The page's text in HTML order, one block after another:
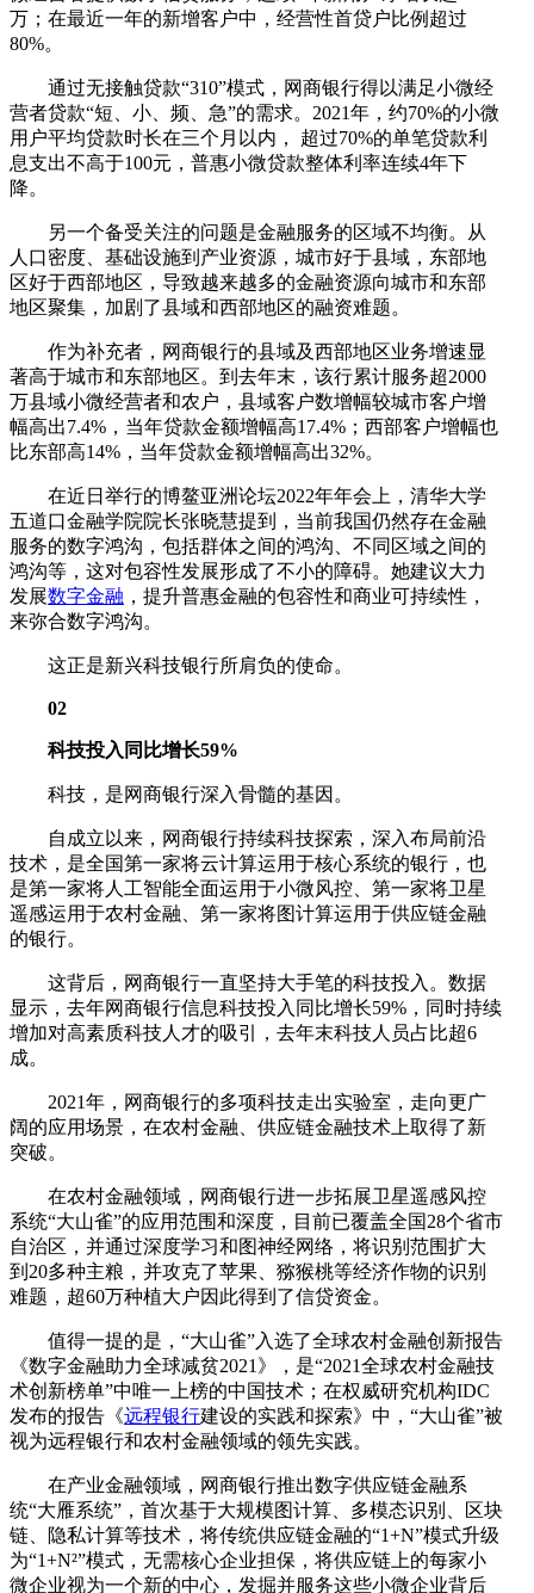
万；在最近一年的新增客户中，经营性首贷户比例超过
80%。
通过无接触贷款“310”模式，网商银行得以满足小微经
营者贷款“短、小、频、急”的需求。2021年，约70%的小微
用户平均贷款时长在三个月以内， 超过70%的单笔贷款利
息支出不高于100元，普惠小微贷款整体利率连续4年下
降。
另一个备受关注的问题是金融服务的区域不均衡。从
人口密度、基础设施到产业资源，城市好于县域，东部地
区好于西部地区，导致越来越多的金融资源向城市和东部
地区聚集，加剧了县域和西部地区的融资难题。
作为补充者，网商银行的县域及西部地区业务增速显
著高于城市和东部地区。到去年末，该行累计服务超2000
万县域小微经营者和农户，县域客户数增幅较城市客户增
幅高出7.4%，当年贷款金额增幅高17.4%；西部客户增幅也
比东部高14%，当年贷款金额增幅高出32%。
在近日举行的博鳌亚洲论坛2022年年会上，清华大学
五道口金融学院院长张晓慧提到，当前我国仍然存在金融
服务的数字鸿沟，包括群体之间的鸿沟、不同区域之间的
鸿沟等，这对包容性发展形成了不小的障碍。她建议大力
发展数字金融 ，提升普惠金融的包容性和商业可持续性，
来弥合数字鸿沟。
这正是新兴科技银行所肩负的使命。
02
科技投入同比增长59%
科技，是网商银行深入骨髓的基因。
自成立以来，网商银行持续科技探索，深入布局前沿
技术，是全国第一家将云计算运用于核心系统的银行，也
是第一家将人工智能全面运用于小微风控、第一家将卫星
遥感运用于农村金融、第一家将图计算运用于供应链金融
的银行。
这背后，网商银行一直坚持大手笔的科技投入。数据
显示，去年网商银行信息科技投入同比增长59%，同时持续
增加对高素质科技人才的吸引，去年末科技人员占比超6
成。
2021年，网商银行的多项科技走出实验室，走向更广
阔的应用场景，在农村金融、供应链金融技术上取得了新
突破。
在农村金融领域，网商银行进一步拓展卫星遥感风控
系统“大山雀”的应用范围和深度，目前已覆盖全国28个省市
自治区，并通过深度学习和图神经网络，将识别范围扩大
到20多种主粮，并攻克了苹果、猕猴桃等经济作物的识别
难题，超60万种植大户因此得到了信贷资金。
值得一提的是，“大山雀”入选了全球农村金融创新报告
《数字金融助力全球减贫2021》，是“2021全球农村金融技
术创新榜单”中唯一上榜的中国技术；在权威研究机构IDC
发布的报告《远程银行建设的实践和探索》中，“大山雀”被
视为远程银行和农村金融领域的领先实践。
在产业金融领域，网商银行推出数字供应链金融系
统“大雁系统”，首次基于大规模图计算、多模态识别、区块
链、隐私计算等技术，将传统供应链金融的“1+N”模式升级
为“1+N²”模式，无需核心企业担保，将供应链上的每家小
微企业视为一个新的中心，发掘并服务这些小微企业背后